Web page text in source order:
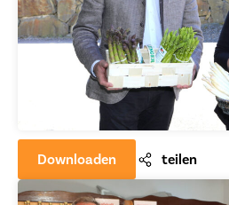
Downloaden teilen